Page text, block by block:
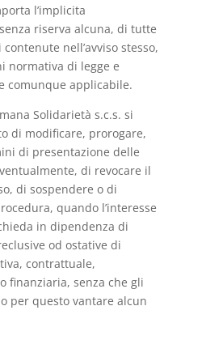
l’implicita
riserva alcuna, di tutte
nell’avviso stesso,
normativa di legge e
comunque applicabile.
Solidarietà s.c.s. si
di modificare, prorogare,
di presentazione delle
di revocare il
di sospendere o di
quando l’interesse
in dipendenza di
od ostative di
contrattuale,
finanziaria, senza che gli
per questo vantare alcun